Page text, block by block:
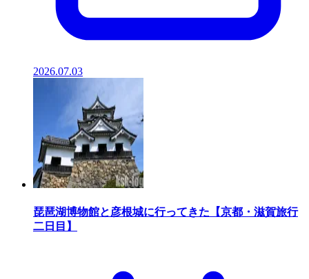
2026.07.03
琵琶湖博物館と彦根城に行ってきた【京都・滋賀旅行
二日目】